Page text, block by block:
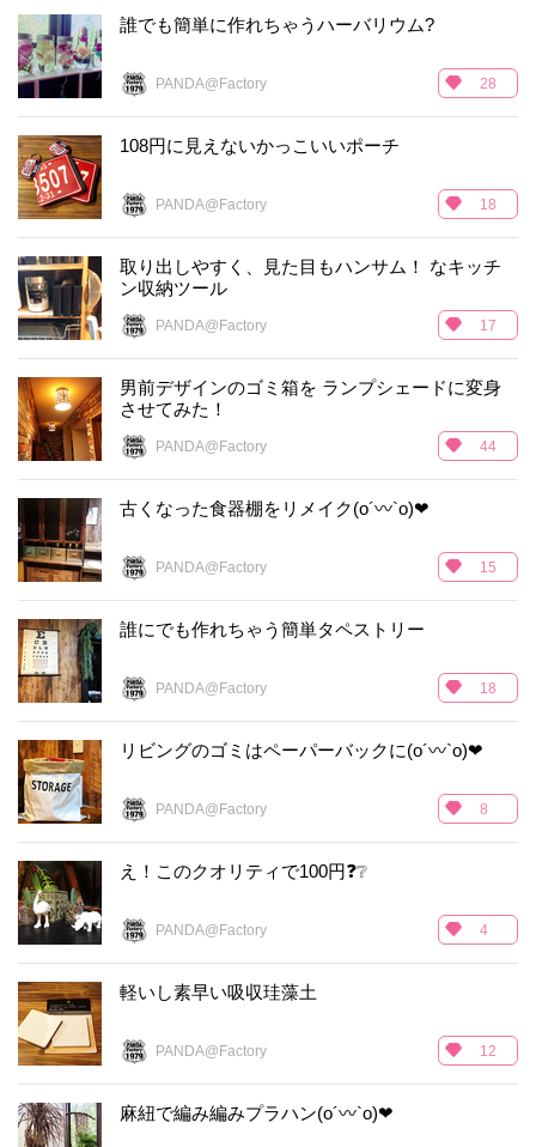
誰でも簡単に作れちゃうハーバリウム?
PANDA@Factory 28
108円に見えないかっこいいポーチ
PANDA@Factory 18
取り出しやすく、見た目もハンサム！ なキッチ
ン収納ツール
PANDA@Factory 17
男前デザインのゴミ箱を ランプシェードに変身
させてみた！
PANDA@Factory 44
古くなった食器棚をリメイク(o´〰`o)❤
PANDA@Factory 15
誰にでも作れちゃう簡単タペストリー
PANDA@Factory 18
リビングのゴミはペーパーバックに(o´〰`o)❤
PANDA@Factory 8
え！このクオリティで100円❓❔
PANDA@Factory 4
軽いし素早い吸収珪藻土
PANDA@Factory 12
麻紐で編み編みプラハン(o´〰`o)❤